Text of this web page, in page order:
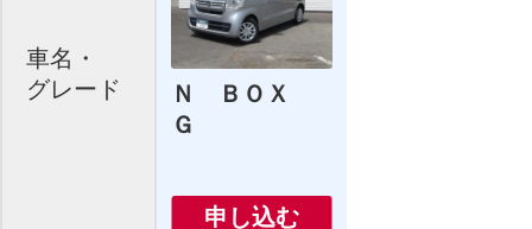
車名・
グレード
Ｎ ＢＯＸ
Ｇ
申し込む